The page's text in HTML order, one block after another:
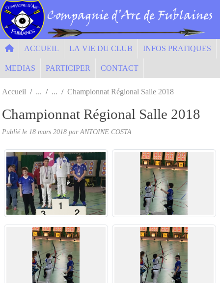
ACCUEIL LA VIE DU CLUB INFOS PRATIQUES
MEDIAS PARTICIPER CONTACT
Accueil Championnat Régional Salle 2018
Championnat Régional Salle 2018
Publié le 18 mars 2018 par ANTOINE COSTA
Panneau de gestion des cookies